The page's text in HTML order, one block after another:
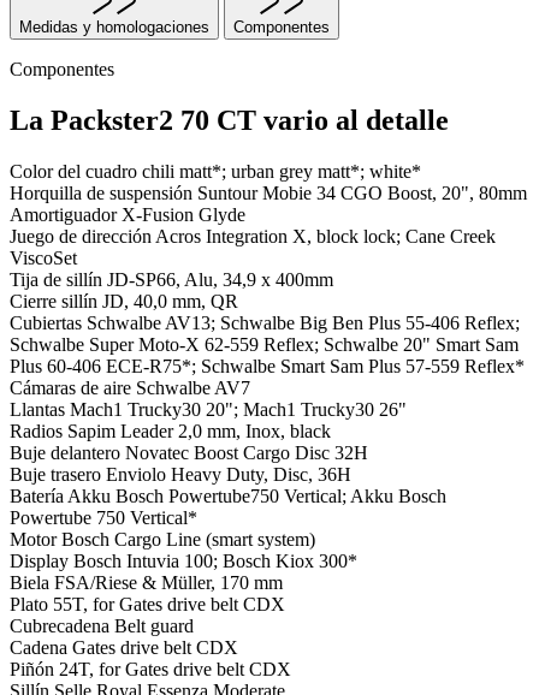
Medidas y homologaciones Componentes
Componentes
La Packster2 70 CT vario al detalle
Color del cuadro chili matt*; urban grey matt*; white*
Horquilla de suspensión Suntour Mobie 34 CGO Boost, 20", 80mm
Amortiguador X-Fusion Glyde
Juego de dirección Acros Integration X, block lock; Cane Creek
ViscoSet
Tija de sillín JD-SP66, Alu, 34,9 x 400mm
Cierre sillín JD, 40,0 mm, QR
Cubiertas Schwalbe AV13; Schwalbe Big Ben Plus 55-406 Reflex;
Schwalbe Super Moto-X 62-559 Reflex; Schwalbe 20" Smart Sam
Plus 60-406 ECE-R75*; Schwalbe Smart Sam Plus 57-559 Reflex*
Cámaras de aire Schwalbe AV7
Llantas Mach1 Trucky30 20"; Mach1 Trucky30 26"
Radios Sapim Leader 2,0 mm, Inox, black
Buje delantero Novatec Boost Cargo Disc 32H
Buje trasero Enviolo Heavy Duty, Disc, 36H
Batería Akku Bosch Powertube750 Vertical; Akku Bosch
Powertube 750 Vertical*
MotorBosch Cargo Line (smart system)
Display Bosch Intuvia 100; Bosch Kiox 300*
Biela FSA/Riese & Müller, 170 mm
Plato 55T, for Gates drive belt CDX
Cubrecadena Belt guard
Cadena Gates drive belt CDX
Piñón 24T, for Gates drive belt CDX
Sillín Selle Royal Essenza Moderate